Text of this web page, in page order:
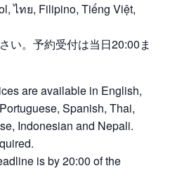
ไทย, Filipino, Tiếng Việt,
。予約受付は当日20:00ま
are available in English,
Spanish, Thai,
Indonesian and Nepali.
is by 20:00 of the